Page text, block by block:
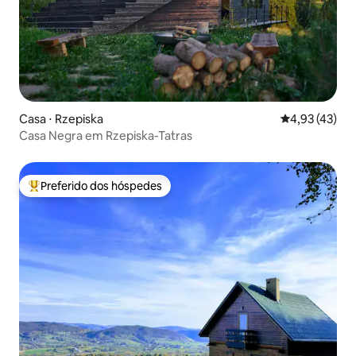
Casa ⋅ Rzepiska 4,93 de uma
4,93 (43)
Casa Negra em Rzepiska-Tatras
Entre os melhores preferidos dos hóspedes
Preferido dos hóspedes